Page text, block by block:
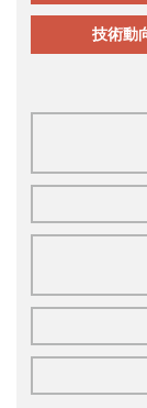
技術動